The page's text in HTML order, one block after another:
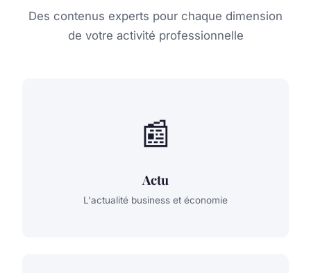
Des contenus experts pour chaque dimension
de votre activité professionnelle
📰
Actu
L'actualité business et économie